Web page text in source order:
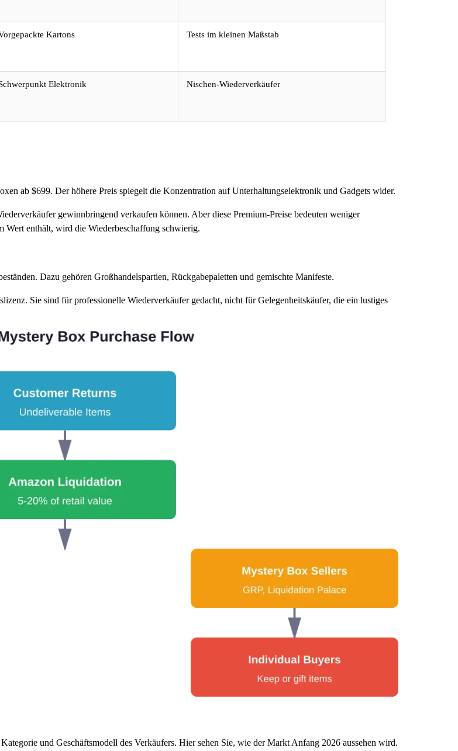
Kartons Tests im kleinen Maßstab
Elektronik Nischen-Wiederverkäufer
ab $699. Der höhere Preis spiegelt die Konzentration auf Unterhaltungselektronik und Gadgets wider.
gewinnbringend verkaufen können. Aber diese Premium-Preise bedeuten weniger
enthält, wird die Wiederbeschaffung schwierig.
Dazu gehören Großhandelspartien, Rückgabepaletten und gemischte Manifeste.
Sie sind für professionelle Wiederverkäufer gedacht, nicht für Gelegenheitskäufer, die ein lustiges
und Geschäftsmodell des Verkäufers. Hier sehen Sie, wie der Markt Anfang 2026 aussehen wird.